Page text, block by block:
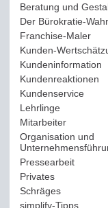
Beratung und
Der Bürokratie-
Franchise-Maler(42)
Kunden-
Kundeninformation
Kundenreaktionen
Kundenservice(178)
Lehrlinge(54)
Mitarbeiter(163)
Organisation und
Pressearbeit(12)
Privates(193)
Schräges(161)
simplify-Tipps(123)